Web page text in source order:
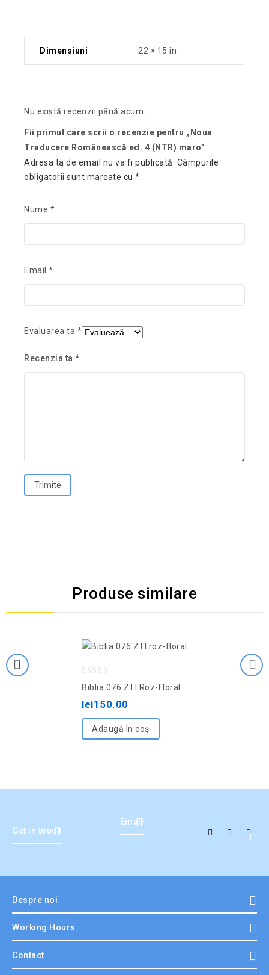
Dimensiuni 22 × 15 in
Nu există recenzii până acum.
Fii primul care scrii o recenzie pentru „Noua
Traducere Românească ed. 4 (NTR) maro”
Adresa ta de email nu va fi publicată. Câmpurile
obligatorii sunt marcate cu*
Nume *
Email*
Evaluarea ta *
Recenzia ta*
Produse similare
Biblia 076 ZTI Roz-Floral
lei150.00
Adaugă în coș
Get in touch
Email
Despre noi
Working Hours
Contact